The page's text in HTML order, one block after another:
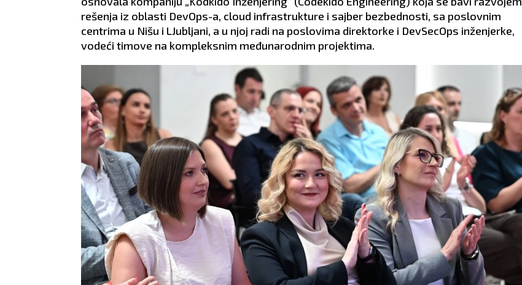
rešenja iz oblasti DevOps-a, cloud infrastrukture i sajber bezbednosti, sa poslovnim
centrima u Nišu i LJubljani, a u njoj radi na poslovima direktorke i DevSecOps inženjerke,
vodeći timove na kompleksnim međunarodnim projektima.